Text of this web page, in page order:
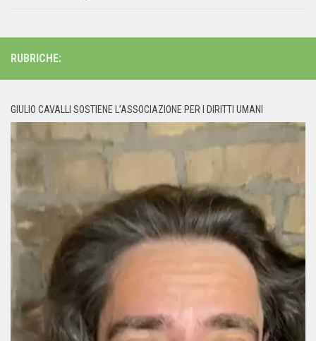
RUBRICHE:
GIULIO CAVALLI SOSTIENE L’ASSOCIAZIONE PER I DIRITTI UMANI